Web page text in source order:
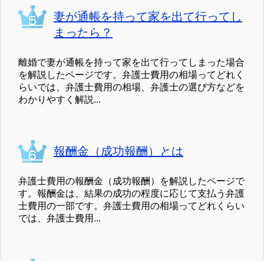
妻が通帳を持って家を出て行ってし
まったら？
離婚で妻が通帳を持って家を出て行ってしまった場合
を解説したページです。弁護士費用の相場ってどれく
らいでは、弁護士費用の相場、弁護士の選び方などを
わかりやすく解説...
報酬金（成功報酬）とは
弁護士費用の報酬金（成功報酬）を解説したページで
す。報酬金は、結果の成功の程度に応じて支払う弁護
士費用の一部です。弁護士費用の相場ってどれくらい
では、弁護士費用...